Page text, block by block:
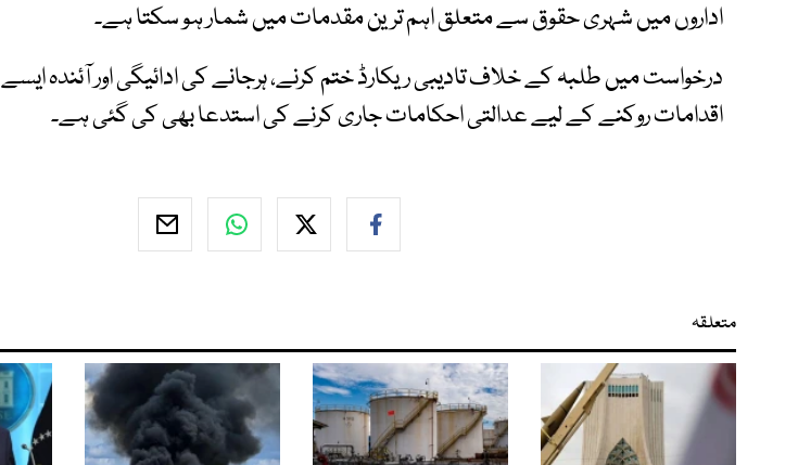
اداروں میں شہری حقوق سے متعلق اہم ترین مقدمات میں شمار ہو سکتا ہے۔
درخواست میں طلبہ کے خلاف تادیبی ریکارڈ ختم کرنے، ہرجانے کی ادائیگی اور آئندہ ایسے
اقدامات روکنے کے لیے عدالتی احکامات جاری کرنے کی استدعا بھی کی گئی ہے۔
متعلقہ